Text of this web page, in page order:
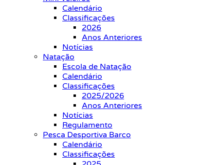
Calendário
Classificações
2026
Anos Anteriores
Notícias
Natação
Escola de Natação
Calendário
Classificações
2025/2026
Anos Anteriores
Notícias
Regulamento
Pesca Desportiva Barco
Calendário
Classificações